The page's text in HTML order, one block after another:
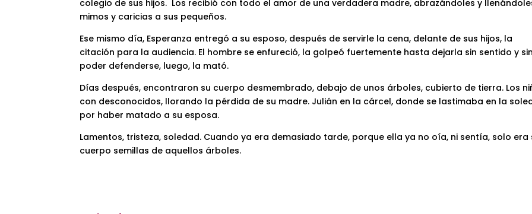
colegio de sus hijos. Los recibió con todo el amor de una verdadera madre, abrazándoles y
mimos y caricias a sus pequeños.
Ese mismo día, Esperanza entregó a su esposo, después de servirle la cena, delante de sus hijos, la
citación para la audiencia. El hombre se enfureció, la golpeó fuertemente hasta dejarla sin sentido y
poder defenderse, luego, la mató.
Días después, encontraron su cuerpo desmembrado, debajo de unos árboles, cubierto de tierra. Los
con desconocidos, llorando la pérdida de su madre. Julián en la cárcel, donde se lastimaba en la
por haber matado a su esposa.
Lamentos, tristeza, soledad. Cuando ya era demasiado tarde, porque ella ya no oía, ni sentía, solo era
cuerpo semillas de aquellos árboles.